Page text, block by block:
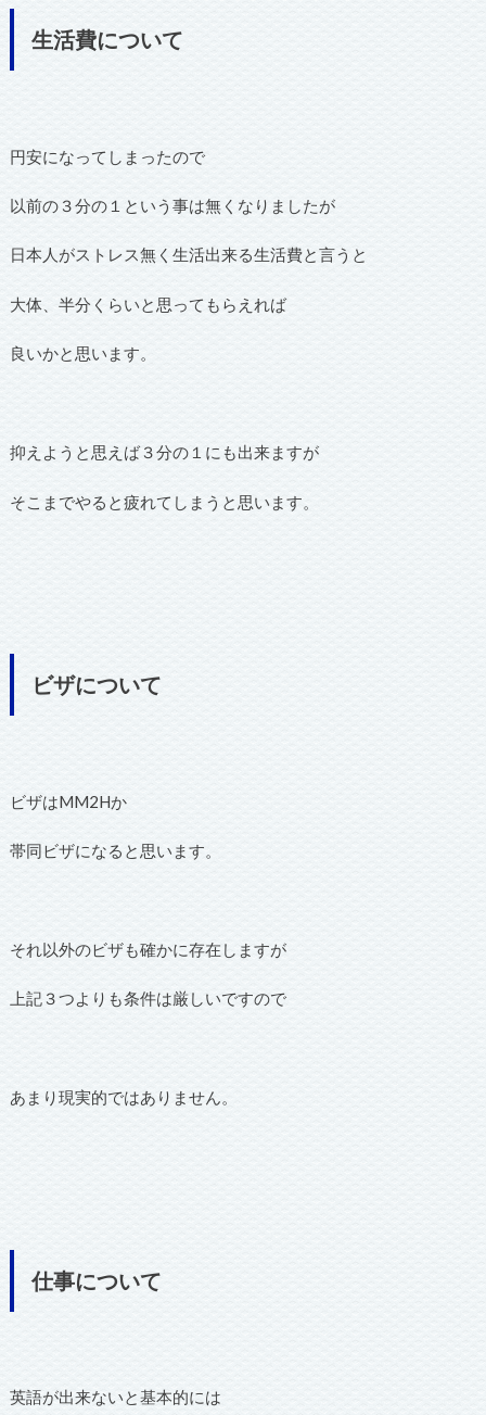
生活費について
円安になってしまったので
以前の３分の１という事は無くなりましたが
日本人がストレス無く生活出来る生活費と言うと
大体、半分くらいと思ってもらえれば
良いかと思います。
抑えようと思えば３分の１にも出来ますが
そこまでやると疲れてしまうと思います。
ビザについて
ビザはMM2Hか
帯同ビザになると思います。
それ以外のビザも確かに存在しますが
上記３つよりも条件は厳しいですので
あまり現実的ではありません。
仕事について
英語が出来ないと基本的には